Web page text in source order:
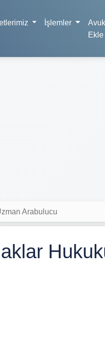
İşlemler
Ekle
Arabulucu